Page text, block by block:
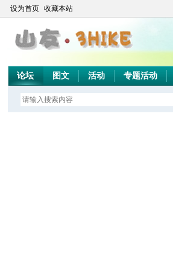
设为首页 收藏本站
论坛 图文 活动 专题活动